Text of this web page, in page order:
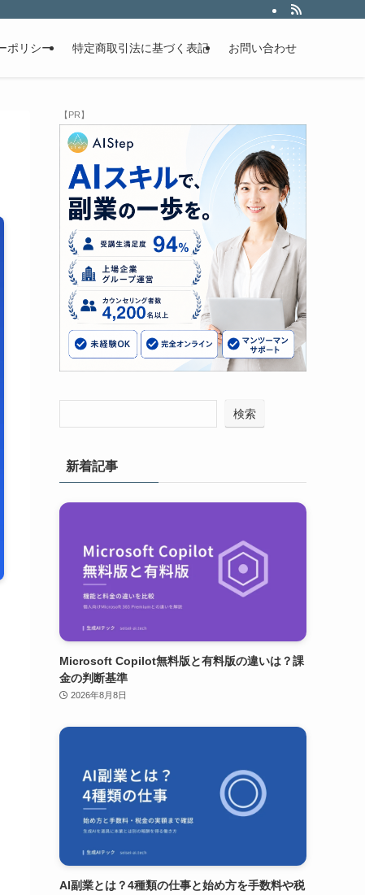
ポリシー 特定商取引法に基づく表記 お問い合わせ
【PR】
検索
新着記事
Microsoft Copilot無料版と有料版の違いは？課
金の判断基準
2026年8月8日
AI副業とは？4種類の仕事と始め方を手数料や税